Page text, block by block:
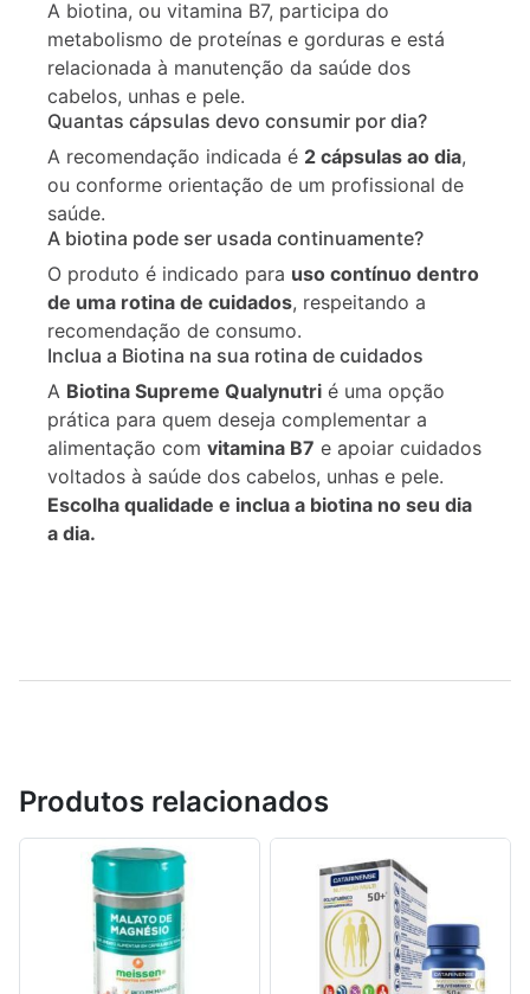
A biotina, ou vitamina B7, participa do
metabolismo de proteínas e gorduras e está
relacionada à manutenção da saúde dos
cabelos, unhas e pele.
Quantas cápsulas devo consumir por dia?
A recomendação indicada é 2 cápsulas ao dia,
ou conforme orientação de um profissional de
saúde.
A biotina pode ser usada continuamente?
O produto é indicado para uso contínuo dentro
de uma rotina de cuidados, respeitando a
recomendação de consumo.
Inclua a Biotina na sua rotina de cuidados
A Biotina Supreme Qualynutri é uma opção
prática para quem deseja complementar a
alimentação com vitamina B7 e apoiar cuidados
voltados à saúde dos cabelos, unhas e pele.
Escolha qualidade e inclua a biotina no seu dia
a dia.
Produtos relacionados